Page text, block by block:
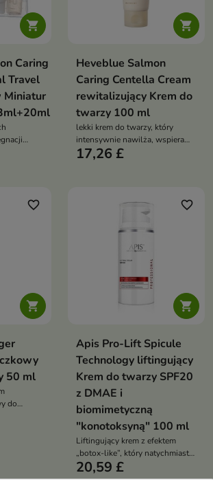

Caring
Travel
Miniatur

Heveblue Salmon
Caring Centella Cream
rewitalizujący Krem do
twarzy 100 ml
lekki krem do twarzy, który
intensywnie nawilża, wspiera
regenerację skóry i łagodzi
17,26 £

favorite_border
50 ml
do

favorite_border
Apis Pro-Lift Spicule
Technology liftingujący
Krem do twarzy SPF20
z DMAE i
biomimetyczną
"konotoksyną" 100 ml
Liftingujący krem z efektem
„botox-like”, który natychmiast
wygładza skórę, poprawia jej
napięcie i kontur twarzy
20,59 £